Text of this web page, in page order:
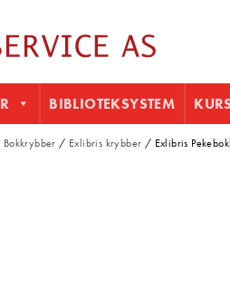
BIBLIOTEKSYSTEM
Bokkrybber / Exlibris krybber / Exlibris